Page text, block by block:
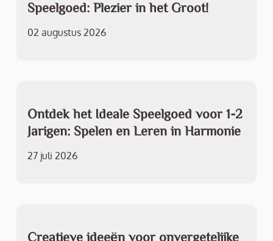
Speelgoed: Plezier in het Groot!
02 augustus 2026
Ontdek het Ideale Speelgoed voor 1-2
Jarigen: Spelen en Leren in Harmonie
27 juli 2026
Creatieve ideeën voor onvergetelijke